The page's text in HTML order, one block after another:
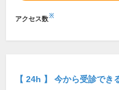
アクセス数※
【 24h 】 今から受診でき